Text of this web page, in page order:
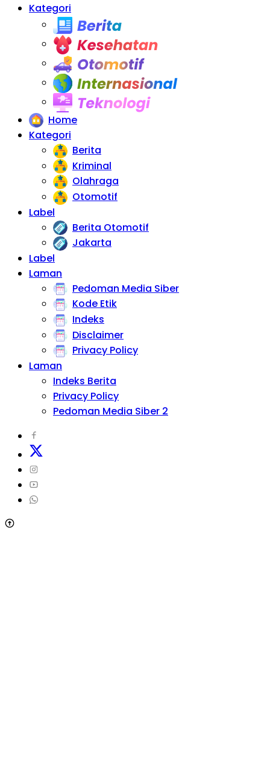
Kategori
Home
Kategori
Berita
Kriminal
Olahraga
Otomotif
Label
Berita Otomotif
Jakarta
Label
Laman
Pedoman Media Siber
Kode Etik
Indeks
Disclaimer
Privacy Policy
Laman
Indeks Berita
Privacy Policy
Pedoman Media Siber 2